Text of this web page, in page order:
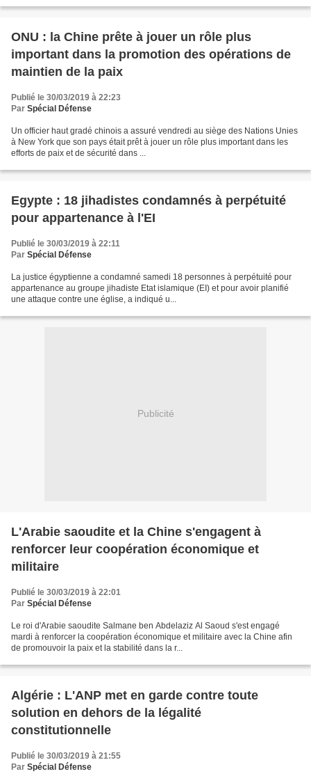
ONU : la Chine prête à jouer un rôle plus
important dans la promotion des opérations de
maintien de la paix
Publié le 30/03/2019 à 22:23
Par Spécial Défense
Un officier haut gradé chinois a assuré vendredi au siège des Nations Unies
à New York que son pays était prêt à jouer un rôle plus important dans les
efforts de paix et de sécurité dans ...
Egypte : 18 jihadistes condamnés à perpétuité
pour appartenance à l'EI
Publié le 30/03/2019 à 22:11
Par Spécial Défense
La justice égyptienne a condamné samedi 18 personnes à perpétuité pour
appartenance au groupe jihadiste Etat islamique (EI) et pour avoir planifié
une attaque contre une église, a indiqué u...
Publicité
L'Arabie saoudite et la Chine s'engagent à
renforcer leur coopération économique et
militaire
Publié le 30/03/2019 à 22:01
Par Spécial Défense
Le roi d'Arabie saoudite Salmane ben Abdelaziz Al Saoud s'est engagé
mardi à renforcer la coopération économique et militaire avec la Chine afin
de promouvoir la paix et la stabilité dans la r...
Algérie : L'ANP met en garde contre toute
solution en dehors de la légalité
constitutionnelle
Publié le 30/03/2019 à 21:55
Par Spécial Défense